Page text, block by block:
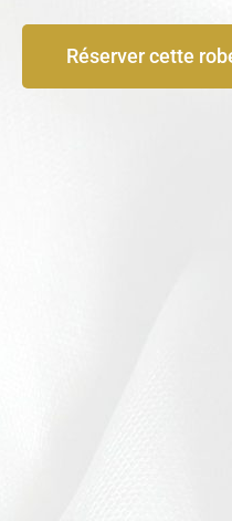
Réserver cette